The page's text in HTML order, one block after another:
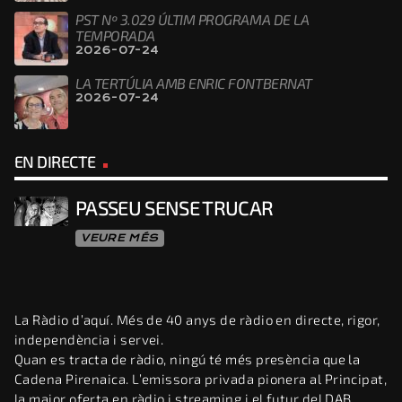
PST Nº 3.029 ÚLTIM PROGRAMA DE LA
TEMPORADA
2026-07-24
LA TERTÚLIA AMB ENRIC FONTBERNAT
2026-07-24
EN DIRECTE
PASSEU SENSE TRUCAR
VEURE MÉS
La Ràdio d’aquí. Més de 40 anys de ràdio en directe, rigor,
independència i servei.
Quan es tracta de ràdio, ningú té més presència que la
Cadena Pirenaica. L’emissora privada pionera al Principat,
la major oferta en ràdio i streaming i el futur del DAB.